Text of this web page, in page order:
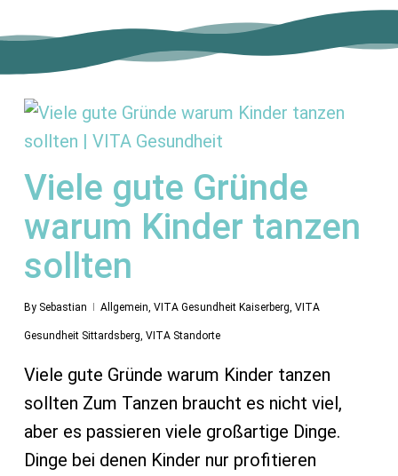
Viele gute Gründe
warum Kinder tanzen
sollten
By Sebastian Allgemein VITA Gesundheit Kaiserberg VITA
Gesundheit Sittardsberg VITA Standorte
Viele gute Gründe warum Kinder tanzen
sollten Zum Tanzen braucht es nicht viel,
aber es passieren viele großartige Dinge.
Dinge bei denen Kinder nur profitieren